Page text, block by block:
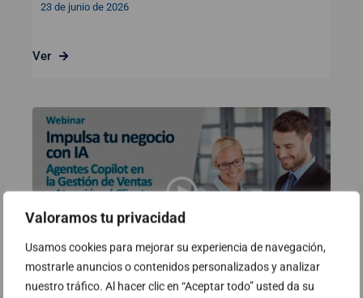
Valoramos tu privacidad
Usamos cookies para mejorar su experiencia de navegación,
mostrarle anuncios o contenidos personalizados y analizar
nuestro tráfico. Al hacer clic en “Aceptar todo” usted da su
23 de junio de 2026
Ver